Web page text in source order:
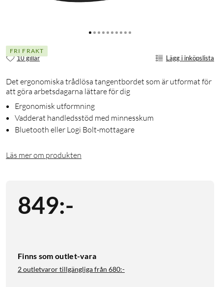
FRI FRAKT
10 gillar Lägg i inköpslista
Det ergonomiska trådlösa tangentbordet som är utformat för
att göra arbetsdagarna lättare för dig
Ergonomisk utformning
Vadderat handledsstöd med minnesskum
Bluetooth eller Logi Bolt-mottagare
Läs mer om produkten
849:-
Finns som outlet-vara
2 outletvaror tillgängliga från 680:-